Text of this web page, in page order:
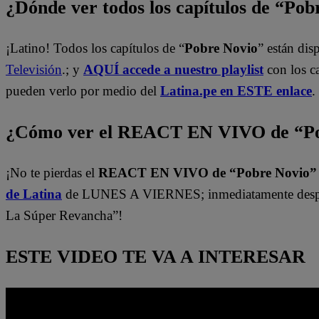
¿Dónde ver todos los capítulos de
¡Latino! Todos los capítulos de “Pobre Novio” están
Televisión.; y AQUÍ accede a nuestro playlist con los
pueden verlo por medio del Latina.pe en ESTE enlace.
¿Cómo ver el REACT EN VIVO de
¡No te pierdas el REACT EN VIVO de “Pobre
de Latina de LUNES A VIERNES; inmediatamente
La Súper Revancha”!
ESTE VIDEO TE VA A INTERESAR